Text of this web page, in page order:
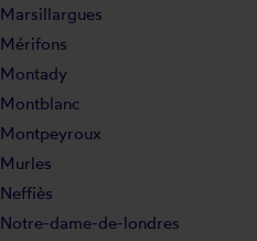
Marsillargues
Mérifons
Montady
Montblanc
Montpeyroux
Murles
Neffiès
Notre-dame-de-londres